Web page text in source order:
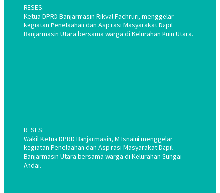
RESES:
Ketua DPRD Banjarmasin Rikval Fachruri, menggelar
kegiatan Penelaahan dan Aspirasi Masyarakat Dapil
Banjarmasin Utara bersama warga di Kelurahan Kuin Utara.
RESES:
Wakil Ketua DPRD Banjarmasin, M Isnaini menggelar
kegiatan Penelaahan dan Aspirasi Masyarakat Dapil
Banjarmasin Utara bersama warga di Kelurahan Sungai
Andai.